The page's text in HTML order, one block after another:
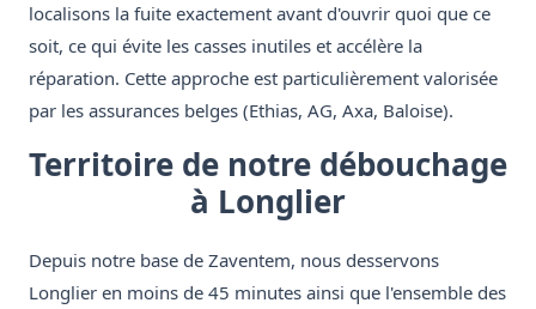
localisons la fuite exactement avant d'ouvrir quoi que ce
soit, ce qui évite les casses inutiles et accélère la
réparation. Cette approche est particulièrement valorisée
par les assurances belges (Ethias, AG, Axa, Baloise).
Territoire de notre débouchage
à Longlier
Depuis notre base de Zaventem, nous desservons
Longlier en moins de 45 minutes ainsi que l'ensemble des